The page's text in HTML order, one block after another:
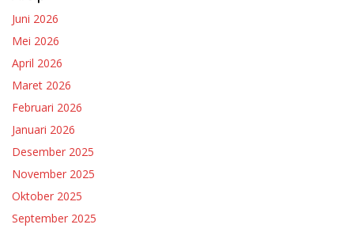
Juni 2026
Mei 2026
April 2026
Maret 2026
Februari 2026
Januari 2026
Desember 2025
November 2025
Oktober 2025
September 2025